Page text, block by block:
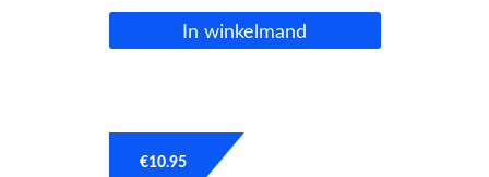
In winkelmand
€10.95